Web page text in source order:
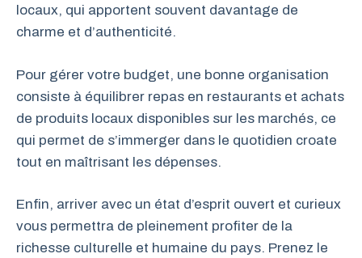
locaux, qui apportent souvent davantage de
charme et d’authenticité.
Pour gérer votre budget, une bonne organisation
consiste à équilibrer repas en restaurants et achats
de produits locaux disponibles sur les marchés, ce
qui permet de s’immerger dans le quotidien croate
tout en maîtrisant les dépenses.
Enfin, arriver avec un état d’esprit ouvert et curieux
vous permettra de pleinement profiter de la
richesse culturelle et humaine du pays. Prenez le